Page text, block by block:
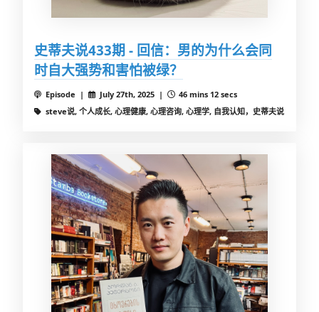
史蒂夫说433期 - 回信：男的为什么会同
时自大强势和害怕被绿？
Episode | July 27th, 2025 |
46 mins 12 secs
steve说, 个人成长, 心理健康, 心理咨询, 心理学, 自我认知，史蒂夫说